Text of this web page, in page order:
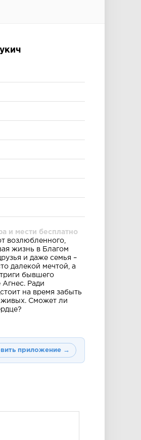
и мести бесплатно
возлюбленного,
жизнь в Благом
и даже семья –
далекой мечтой, а
бывшего
Ради
на время забыть
живых. Сможет ли
приложение →